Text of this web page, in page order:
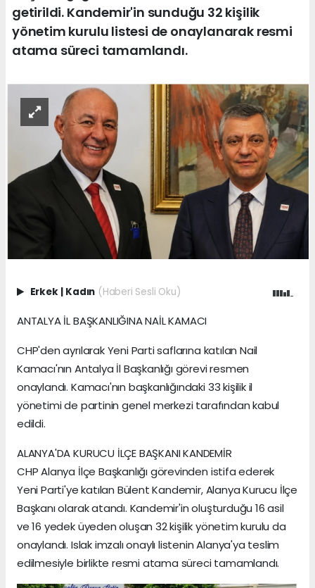
getirildi. Kandemir'in sunduğu 32 kişilik
yönetim kurulu listesi de onaylanarak resmi
atama süreci tamamlandı.
Erkek Kadın (Haberi Sesli Oku)
ANTALYA İL BAŞKANLIĞINA NAİL KAMACI
CHP'den ayrılarak Yeni Parti saflarına katılan Nail
Kamacı'nın Antalya İl Başkanlığı görevi resmen
onaylandı. Kamacı'nın başkanlığındaki 33 kişilik il
yönetimi de partinin genel merkezi tarafından kabul
edildi.
ALANYA'DA KURUCU İLÇE BAŞKANI KANDEMİR
CHP Alanya İlçe Başkanlığı görevinden istifa ederek
Yeni Parti'ye katılan Bülent Kandemir, Alanya Kurucu İlçe
Başkanı olarak atandı. Kandemir'in oluşturduğu 16 asil
ve 16 yedek üyeden oluşan 32 kişilik yönetim kurulu da
onaylandı. Islak imzalı onaylı listenin Alanya'ya teslim
edilmesiyle birlikte resmi atama süreci tamamlandı.